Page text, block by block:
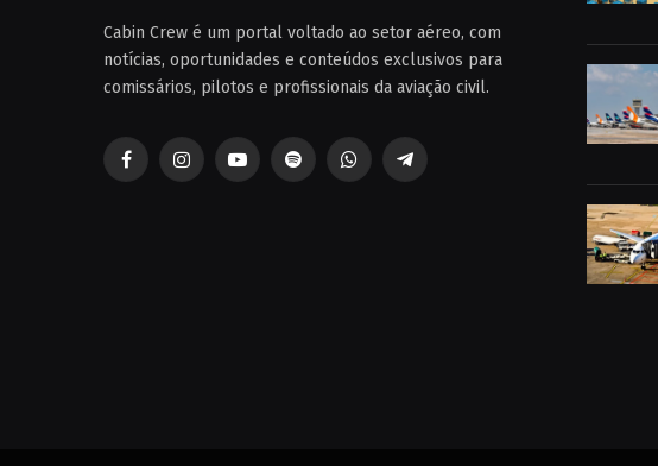
Cabin Crew é um portal voltado ao setor aéreo, com
notícias, oportunidades e conteúdos exclusivos para
comissários, pilotos e profissionais da aviação civil.
FacebookInstagramYouTubeSpotifyWhatsAppTelegrama